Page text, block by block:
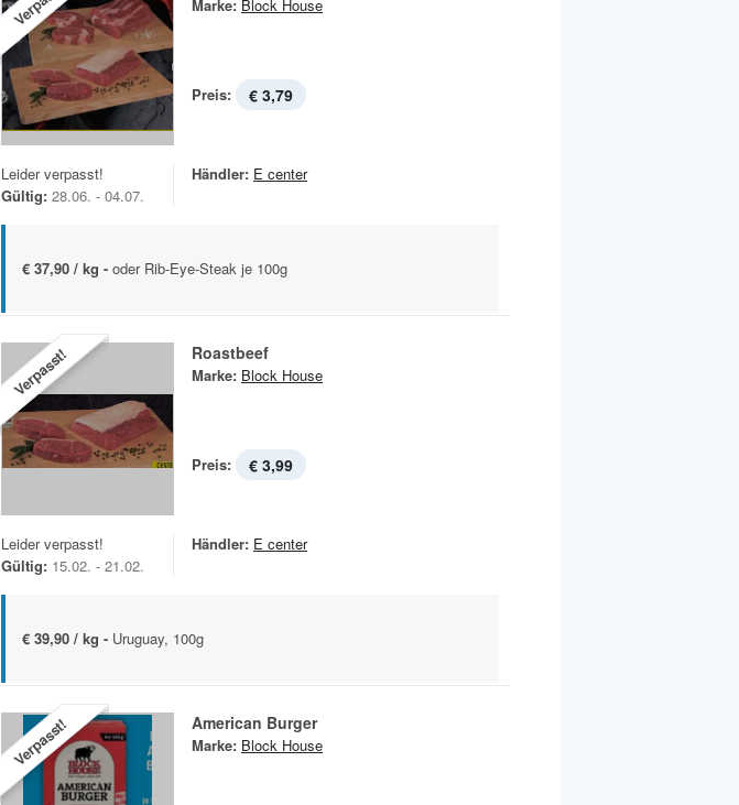
Marke: Block House
Preis: € 3,79
Leider verpasst!
Gültig: 28.06. - 04.07.
Händler: E center
€ 37,90 / kg - oder Rib-Eye-Steak je 100g
Verpasst! Roastbeef
Marke: Block House
Preis: € 3,99
Leider verpasst!
Gültig: 15.02. - 21.02.
Händler: E center
€ 39,90 / kg - Uruguay, 100g
Verpasst! American Burger
Marke: Block House